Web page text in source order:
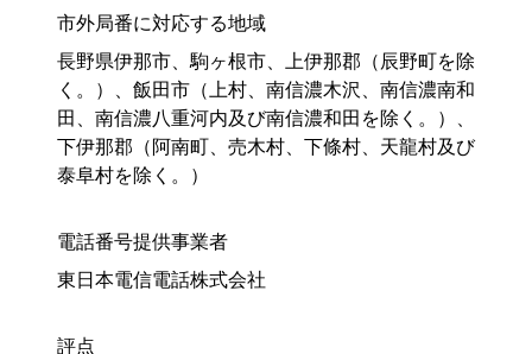
市外局番に対応する地域
長野県伊那市、駒ヶ根市、上伊那郡（辰野町を除
く。）、飯田市（上村、南信濃木沢、南信濃南和
田、南信濃八重河内及び南信濃和田を除く。）、
下伊那郡（阿南町、売木村、下條村、天龍村及び
泰阜村を除く。）
電話番号提供事業者
東日本電信電話株式会社
評点